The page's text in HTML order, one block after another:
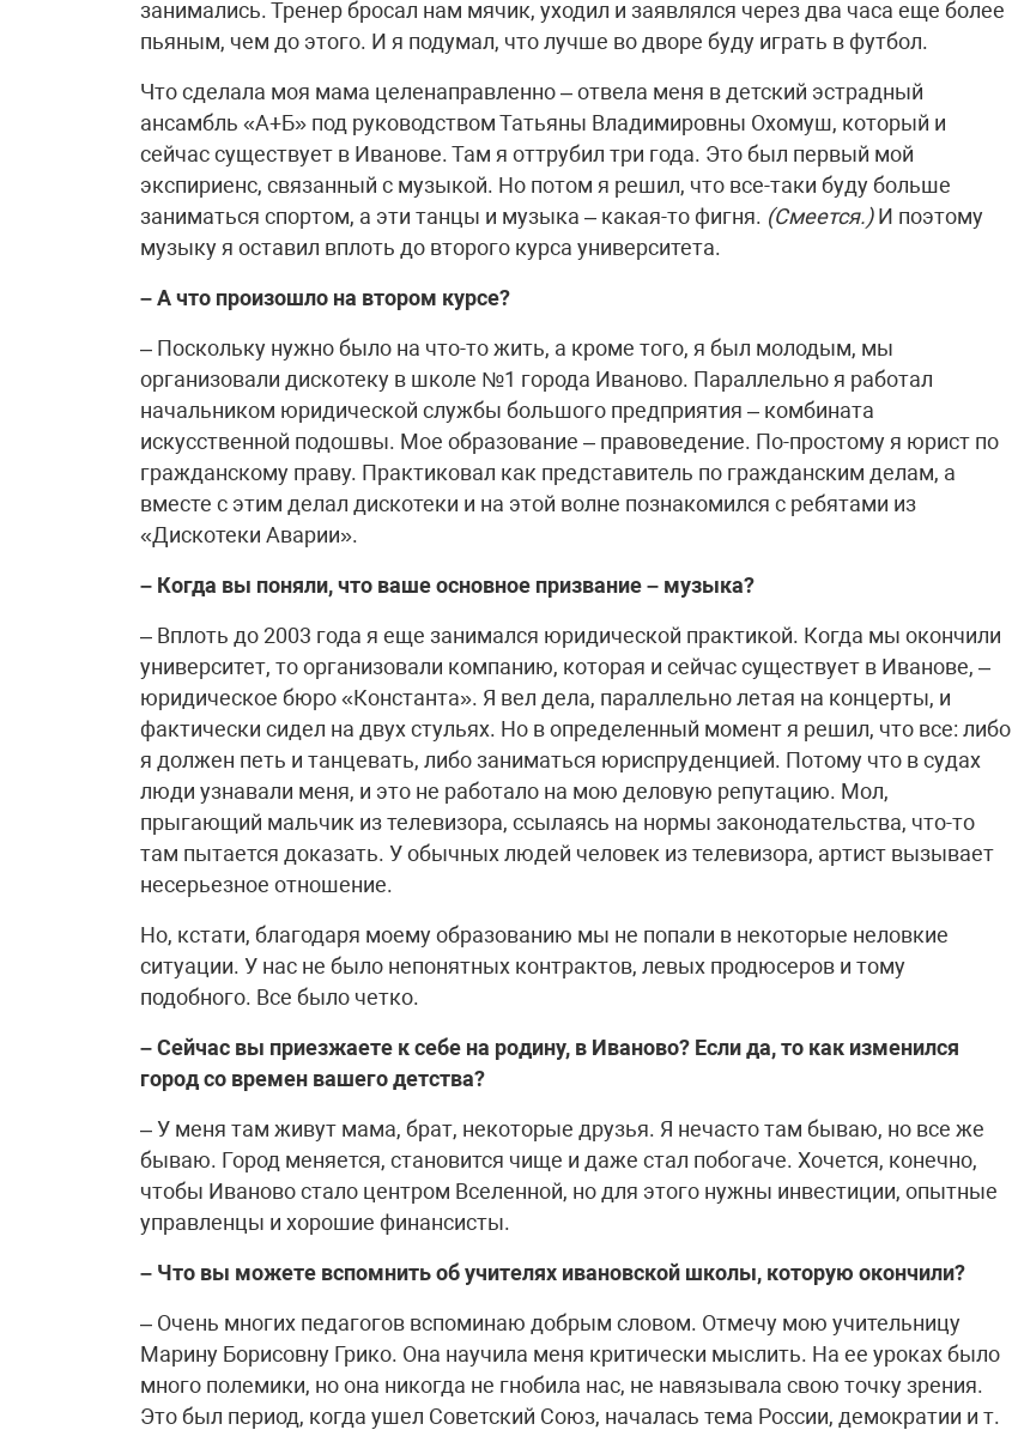
занимались. Тренер бросал нам мячик, уходил и заявлялся через два часа еще более
пьяным, чем до этого. И я подумал, что лучше во дворе буду играть в футбол.
Что сделала моя мама целенаправленно – отвела меня в детский эстрадный
ансамбль «А+Б» под руководством Татьяны Владимировны Охомуш, который и
сейчас существует в Иванове. Там я оттрубил три года. Это был первый мой
экспириенс, связанный с музыкой. Но потом я решил, что все-таки буду больше
заниматься спортом, а эти танцы и музыка – какая-то фигня. (Смеется.)И поэтому
музыку я оставил вплоть до второго курса университета.
– А что произошло на втором курсе?
– Поскольку нужно было на что-то жить, а кроме того, я был молодым, мы
организовали дискотеку в школе №1 города Иваново. Параллельно я работал
начальником юридической службы большого предприятия – комбината
искусственной подошвы. Мое образование – правоведение. По-простому я юрист по
гражданскому праву. Практиковал как представитель по гражданским делам, а
вместе с этим делал дискотеки и на этой волне познакомился с ребятами из
«Дискотеки Аварии».
– Когда вы поняли, что ваше основное призвание – музыка?
– Вплоть до 2003 года я еще занимался юридической практикой. Когда мы окончили
университет, то организовали компанию, которая и сейчас существует в Иванове, –
юридическое бюро «Константа». Я вел дела, параллельно летая на концерты, и
фактически сидел на двух стульях. Но в определенный момент я решил, что все: либо
я должен петь и танцевать, либо заниматься юриспруденцией. Потому что в судах
люди узнавали меня, и это не работало на мою деловую репутацию. Мол,
прыгающий мальчик из телевизора, ссылаясь на нормы законодательства, что-то
там пытается доказать. У обычных людей человек из телевизора, артист вызывает
несерьезное отношение.
Но, кстати, благодаря моему образованию мы не попали в некоторые неловкие
ситуации. У нас не было непонятных контрактов, левых продюсеров и тому
подобного. Все было четко.
– Сейчас вы приезжаете к себе на родину, в Иваново? Если да, то как изменился
город со времен вашего детства?
– У меня там живут мама, брат, некоторые друзья. Я нечасто там бываю, но все же
бываю. Город меняется, становится чище и даже стал побогаче. Хочется, конечно,
чтобы Иваново стало центром Вселенной, но для этого нужны инвестиции, опытные
управленцы и хорошие финансисты.
– Что вы можете вспомнить об учителях ивановской школы, которую окончили?
– Очень многих педагогов вспоминаю добрым словом. Отмечу мою учительницу
Марину Борисовну Грико. Она научила меня критически мыслить. На ее уроках было
много полемики, но она никогда не гнобила нас, не навязывала свою точку зрения.
Это был период, когда ушел Советский Союз, началась тема России, демократии и т.